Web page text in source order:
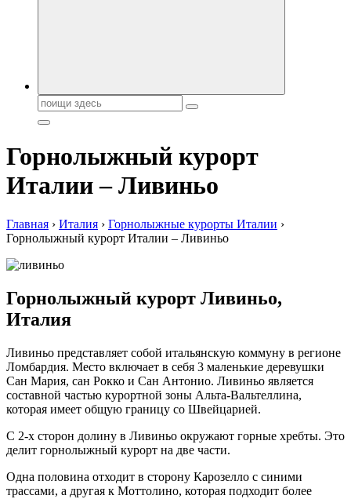
Поиск:
Горнолыжный курорт
Италии – Ливиньо
Главная › Италия › Горнолыжные курорты Италии ›
Горнолыжный курорт Италии – Ливиньо
Горнолыжный курорт Ливиньо,
Италия
Ливиньо представляет собой итальянскую коммуну в регионе
Ломбардия. Место включает в себя 3 маленькие деревушки
Сан Мария, сан Рокко и Сан Антонио. Ливиньо является
составной частью курортной зоны Альта-Вальтеллина,
которая имеет общую границу со Швейцарией.
С 2-х сторон долину в Ливиньо окружают горные хребты. Это
делит горнолыжный курорт на две части.
Одна половина отходит в сторону Карозелло с синими
трассами, а другая к Моттолино, которая подходит более